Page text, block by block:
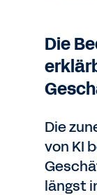
Die
Die
von KI
längst